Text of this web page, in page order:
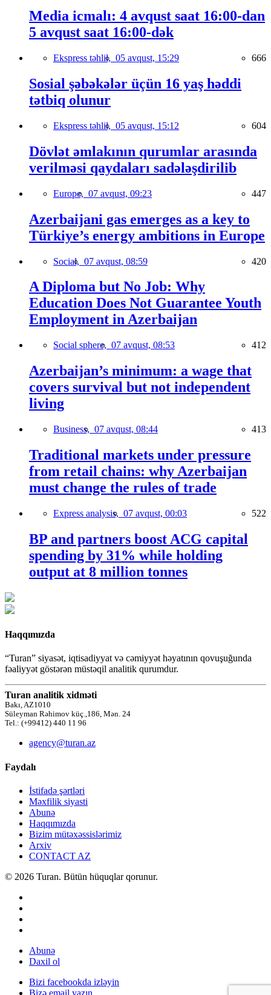
Media icmalı: 4 avqust saat 16:00-dan
5 avqust saat 16:00-dək
Ekspress təhlil, 05 avqust, 15:29 666
Sosial şəbəkələr üçün 16 yaş həddi
tətbiq olunur
Ekspress təhlil, 05 avqust, 15:12 604
Dövlət əmlakının qurumlar arasında
verilməsi qaydaları sadələşdirilib
Europe, 07 avqust, 09:23 447
Azerbaijani gas emerges as a key to
Türkiye’s energy ambitions in Europe
Social, 07 avqust, 08:59 420
A Diploma but No Job: Why
Education Does Not Guarantee Youth
Employment in Azerbaijan
Social sphere, 07 avqust, 08:53 412
Azerbaijan’s minimum: a wage that
covers survival but not independent
living
Business, 07 avqust, 08:44 413
Traditional markets under pressure
from retail chains: why Azerbaijan
must change the rules of trade
Express analysis, 07 avqust, 00:03 522
BP and partners boost ACG capital
spending by 31% while holding
output at 8 million tonnes
Haqqımızda
“Turan” siyasət, iqtisadiyyat və cəmiyyət həyatının qovuşuğunda
fəaliyyət göstərən müstəqil analitik qurumdur.
Turan analitik xidməti
Bakı, AZ1010
Süleyman Rəhimov küç.,186, Mən. 24
Tel.: (+99412) 440 11 96
agency@turan.az
Faydalı
İstifadə şərtləri
Məxfilik siyasti
Abunə
Haqqımızda
Bizim mütəxəssislərimiz
Arxiv
CONTACT AZ
© 2026 Turan. Bütün hüquqlar qorunur.
Abunə
Daxil ol
Bizi facebookda izləyin
Bizə email yazın